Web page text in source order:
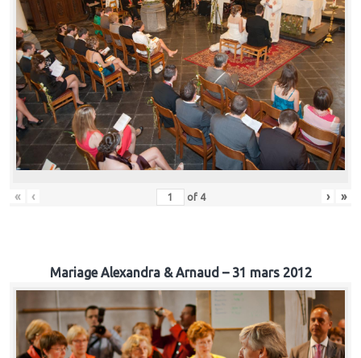
« ‹ of 4 › »
Mariage Alexandra & Arnaud – 31 mars 2012